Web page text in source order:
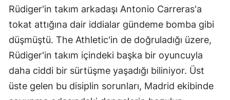
Rüdiger'in takım arkadaşı Antonio Carreras'a
tokat attığına dair iddialar gündeme bomba gibi
düşmüştü. The Athletic'in de doğruladığı üzere,
Rüdiger'in takım içindeki başka bir oyuncuyla
daha ciddi bir sürtüşme yaşadığı biliniyor. Üst
üste gelen bu disiplin sorunları, Madrid ekibinde